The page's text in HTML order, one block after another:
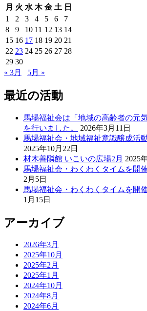
月 火 水 木 金 土 日
1
2 3 4 5 6
7
8
9 10 11 12 13 14
15 16 17 18 19 20 21
22 23 24 25 26 27 28
29 30
« 3月
5月 »
最近の活動
馬場福祉会は「地域の高齢者の元
を行いました。
2026年3月11日
馬場福祉会・地域福祉意識醸成活
2025年10月22日
材木善隣館 いこいの広場2月 2025
馬場福祉会・わくわくタイムを開
2月5日
馬場福祉会・わくわくタイムを開
1月15日
アーカイブ
2026年3月
2025年10月
2025年2月
2025年1月
2024年10月
2024年8月
2024年6月